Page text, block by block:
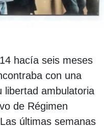
hacía seis meses
con una
libertad ambulatoria
de Régimen
últimas semanas